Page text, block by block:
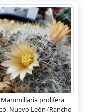
prolifera
Nuevo León (Rancho